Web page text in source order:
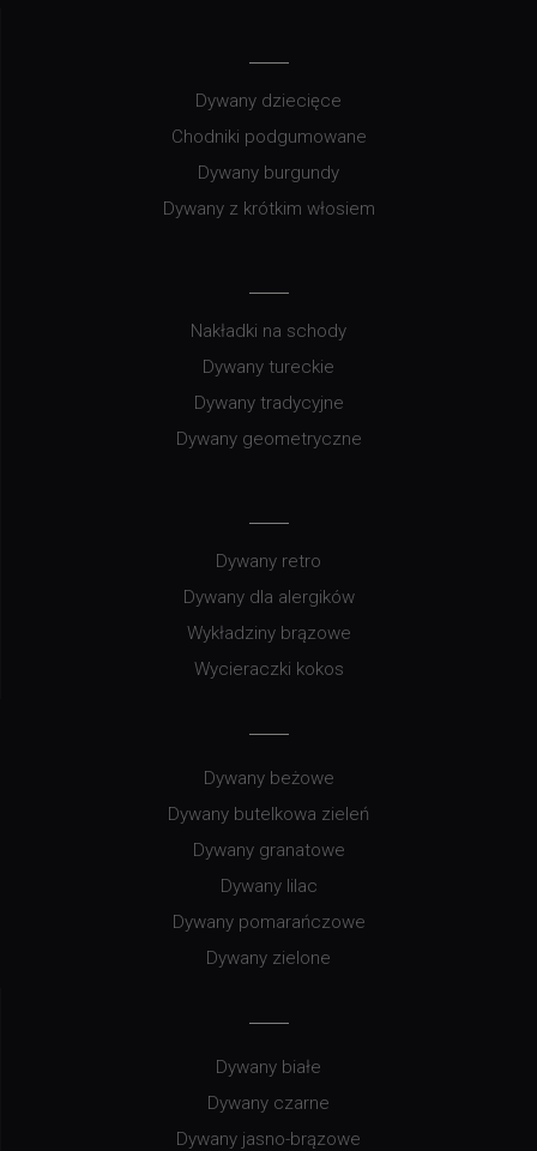
Dywany dziecięce
Chodniki podgumowane
Dywany burgundy
Dywany z krótkim włosiem
Nakładki na schody
Dywany tureckie
Dywany tradycyjne
Dywany geometryczne
Dywany retro
Dywany dla alergików
Wykładziny brązowe
Wycieraczki kokos
Dywany beżowe
Dywany butelkowa zieleń
Dywany granatowe
Dywany lilac
Dywany pomarańczowe
Dywany zielone
Dywany białe
Dywany czarne
Dywany jasno-brązowe